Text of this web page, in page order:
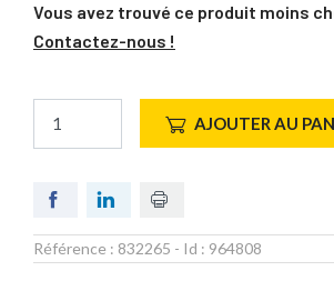
Vous avez trouvé ce produit moins
Contactez-nous !
AJOUTER AU
Référence : 832265 - Id : 964808